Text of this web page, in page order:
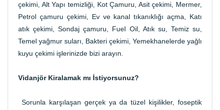
çekimi, Alt Yapı temizliği, Kot Çamuru, Asit çekimi, Mermer,
Petrol çamuru çekimi, Ev ve kanal tıkanıklığı açma, Katı
atık çekimi, Sondaj çamuru, Fuel Oil, Atık su, Temiz su,
Temel yağmur suları, Bakteri çekimi, Yemekhanelerde yağlı
kuyu çekimi işlerinizde bizi arayın.
Vidanjör Kiralamak mı İstiyorsunuz?
Sorunla karşılaşan gerçek ya da tüzel kişilikler, foseptik